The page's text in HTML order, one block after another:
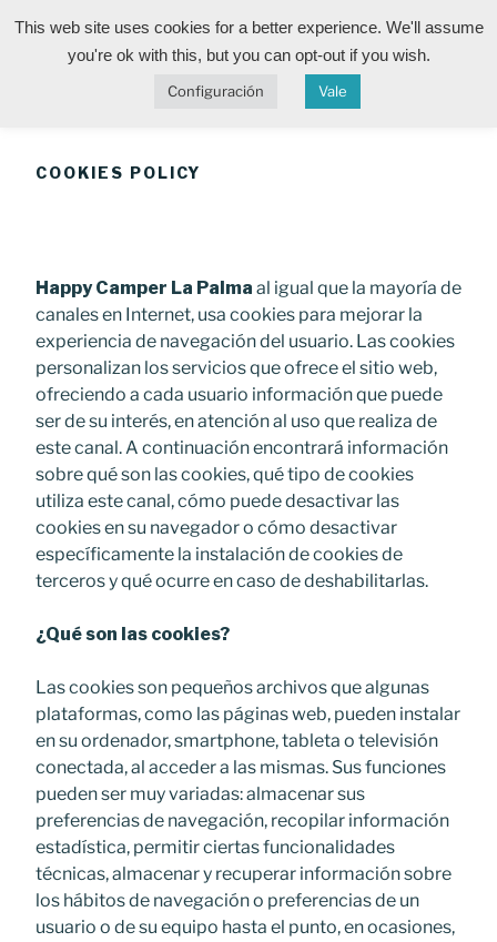
HAPPY CAMPER LA
PALMA
Life is the best gift Enjoy it!
Menu
COOKIES POLICY
Happy Camper La Palma al igual que la mayoría de
canales en Internet, usa cookies para mejorar la
experiencia de navegación del usuario. Las cookies
personalizan los servicios que ofrece el sitio web,
ofreciendo a cada usuario información que puede
ser de su interés, en atención al uso que realiza de
este canal. A continuación encontrará información
sobre qué son las cookies, qué tipo de cookies
utiliza este canal, cómo puede desactivar las
cookies en su navegador o cómo desactivar
específicamente la instalación de cookies de
terceros y qué ocurre en caso de deshabilitarlas.
¿Qué son las cookies?
Las cookies son pequeños archivos que algunas
plataformas, como las páginas web, pueden instalar
en su ordenador, smartphone, tableta o televisión
conectada, al acceder a las mismas. Sus funciones
pueden ser muy variadas: almacenar sus
preferencias de navegación, recopilar información
estadística, permitir ciertas funcionalidades
técnicas, almacenar y recuperar información sobre
los hábitos de navegación o preferencias de un
usuario o de su equipo hasta el punto, en ocasiones,
This web site uses cookies for a better experience. We'll assume
you're ok with this, but you can opt-out if you wish.
Configuración Vale